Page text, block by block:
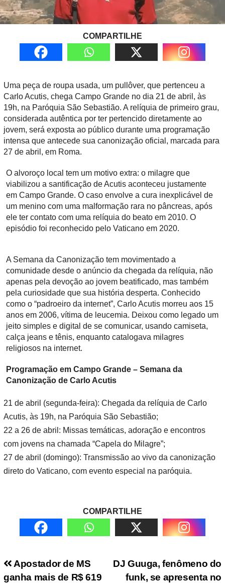
COMPARTILHE
Uma peça de roupa usada, um pullôver, que pertenceu a
Carlo Acutis, chega Campo Grande no dia 21 de abril, às
19h, na Paróquia São Sebastião. A relíquia de primeiro grau,
considerada autêntica por ter pertencido diretamente ao
jovem, será exposta ao público durante uma programação
intensa que antecede sua canonização oficial, marcada para
27 de abril, em Roma.
O alvoroço local tem um motivo extra: o milagre que
viabilizou a santificação de Acutis aconteceu justamente
em Campo Grande. O caso envolve a cura inexplicável de
um menino com uma malformação rara no pâncreas, após
ele ter contato com uma relíquia do beato em 2010. O
episódio foi reconhecido pelo Vaticano em 2020.
A Semana da Canonização tem movimentado a
comunidade desde o anúncio da chegada da relíquia, não
apenas pela devoção ao jovem beatificado, mas também
pela curiosidade que sua história desperta. Conhecido
como o “padroeiro da internet”, Carlo Acutis morreu aos 15
anos em 2006, vítima de leucemia. Deixou como legado um
jeito simples e digital de se comunicar, usando camiseta,
calça jeans e tênis, enquanto catalogava milagres
religiosos na internet.
Programação em Campo Grande – Semana da
Canonização de Carlo Acutis
21 de abril (segunda-feira): Chegada da relíquia de Carlo
Acutis, às 19h, na Paróquia São Sebastião;
22 a 26 de abril: Missas temáticas, adoração e encontros
com jovens na chamada “Capela do Milagre”;
27 de abril (domingo): Transmissão ao vivo da canonização
direto do Vaticano, com evento especial na paróquia.
COMPARTILHE
Navegação de PostDJ Guuga, fenômeno do
funk, se apresenta no
Apostador de MS
ganha mais de R$ 619